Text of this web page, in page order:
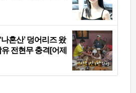
혼산’ 덩어리즈 왔
전현무 충격[어제